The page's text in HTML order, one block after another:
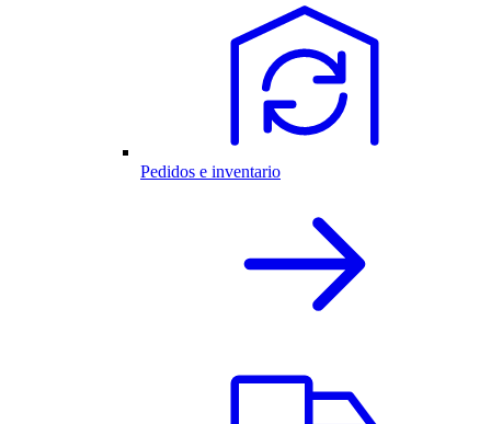
Pedidos e inventario